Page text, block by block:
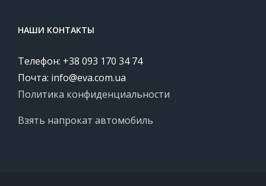
НАШИ КОНТАКТЫ
Телефон: +38 093 170 34 74
Почта: info@eva.com.ua
Политика конфиденциальности
Взять напрокат автомобиль